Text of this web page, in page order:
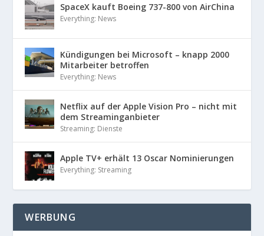
SpaceX kauft Boeing 737-800 von AirChina
Everything: News
Kündigungen bei Microsoft – knapp 2000
Mitarbeiter betroffen
Everything: News
Netflix auf der Apple Vision Pro – nicht mit
dem Streaminganbieter
Streaming: Dienste
Apple TV+ erhält 13 Oscar Nominierungen
Everything: Streaming
WERBUNG